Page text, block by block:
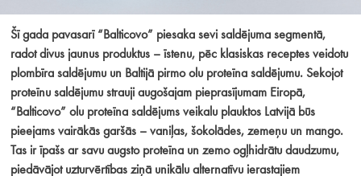
Šī gada pavasarī “Balticovo” piesaka sevi saldējuma segmentā,
radot divus jaunus produktus – īstenu, pēc klasiskas receptes veidotu
plombīra saldējumu un Baltijā pirmo olu proteīna saldējumu. Sekojot
proteīnu saldējumu strauji augošajam pieprasījumam Eiropā,
“Balticovo” olu proteīna saldējums veikalu plauktos Latvijā būs
pieejams vairākās garšās – vaniļas, šokolādes, zemeņu un mango.
Tas ir īpašs ar savu augsto proteīna un zemo ogļhidrātu daudzumu,
piedāvājot uzturvērtības ziņā unikālu alternatīvu ierastajiem